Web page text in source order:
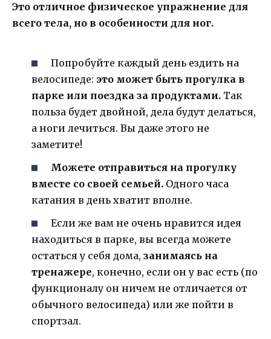
Это отличное физическое упражнение для
всего тела, но в особенности для ног.
Попробуйте каждый день ездить на
велосипеде: это может быть прогулка в
парке или поездка за продуктами. Так
польза будет двойной, дела будут делаться,
а ноги лечиться. Вы даже этого не
заметите!
Можете отправиться на прогулку
вместе со своей семьей. Одного часа
катания в день хватит вполне.
Если же вам не очень нравится идея
находиться в парке, вы всегда можете
остаться у себя дома, занимаясь на
тренажере, конечно, если он у вас есть (по
функционалу он ничем не отличается от
обычного велосипеда) или же пойти в
спортзал.